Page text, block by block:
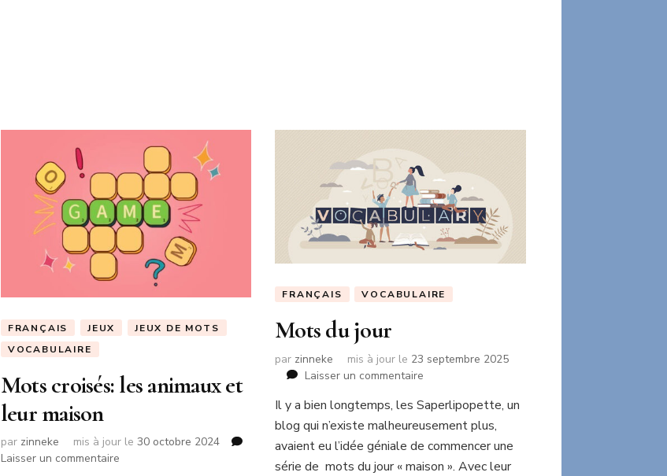
FRANÇAIS JEUX
JEUX DE MOTS
VOCABULAIRE
Mots croisés: les animaux et
leur maison
par zinneke mis à jour le 30 octobre 2024
Laisser un commentairesur
FRANÇAIS VOCABULAIRE
Mots du jour
par zinneke mis à jour le 23 septembre 2025
Laisser un commentaire
du
jour
Il y a bien longtemps, les Saperlipopette, un
blog qui n’existe malheureusement plus,
avaient eu l’idée géniale de commencer une
série de mots du jour « maison ». Avec leur